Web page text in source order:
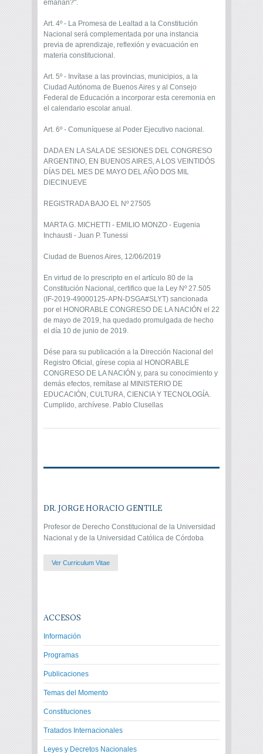
emanan?".
Art. 4º - La Promesa de Lealtad a la Constitución
Nacional será complementada por una instancia
previa de aprendizaje, reflexión y evacuación en
materia constitucional.
Art. 5º - Invítase a las provincias, municipios, a la
Ciudad Autónoma de Buenos Aires y al Consejo
Federal de Educación a incorporar esta ceremonia en
el calendario escolar anual.
Art. 6º - Comuníquese al Poder Ejecutivo nacional.
DADA EN LA SALA DE SESIONES DEL CONGRESO
ARGENTINO, EN BUENOS AIRES, A LOS VEINTIDÓS
DÍAS DEL MES DE MAYO DEL AÑO DOS MIL
DIECINUEVE
REGISTRADA BAJO EL Nº 27505
MARTA G. MICHETTI - EMILIO MONZO - Eugenia
Inchausti - Juan P. Tunessi
Ciudad de Buenos Aires, 12/06/2019
En virtud de lo prescripto en el artículo 80 de la
Constitución Nacional, certifico que la Ley Nº 27.505
(IF-2019-49000125-APN-DSGA#SLYT) sancionada
por el HONORABLE CONGRESO DE LA NACIÓN el 22
de mayo de 2019, ha quedado promulgada de hecho
el día 10 de junio de 2019.
Dése para su publicación a la Dirección Nacional del
Registro Oficial, gírese copia al HONORABLE
CONGRESO DE LA NACIÓN y, para su conocimiento y
demás efectos, remítase al MINISTERIO DE
EDUCACIÓN, CULTURA, CIENCIA Y TECNOLOGÍA.
Cumplido, archívese. Pablo Clusellas
DR. JORGE HORACIO GENTILE
Profesor de Derecho Constitucional de la Universidad
Nacional y de la Universidad Católica de Córdoba
Ver Curriculum Vitae
ACCESOS
Información
Programas
Publicaciones
Temas del Momento
Constituciones
Tratados Internacionales
Leyes y Decretos Nacionales